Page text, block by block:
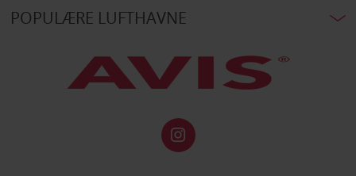
POPULÆRE LUFTHAVNE